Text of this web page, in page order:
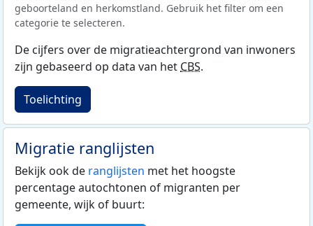
geboorteland en herkomstland. Gebruik het filter om een
categorie te selecteren.
De cijfers over de migratieachtergrond van inwoners
zijn gebaseerd op data van het CBS.
Toelichting
Migratie ranglijsten
Bekijk ook de ranglijsten met het hoogste
percentage autochtonen of migranten per
gemeente, wijk of buurt: